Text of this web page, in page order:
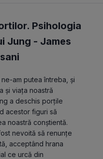
Psihologia
Jung - James
am putea întreba, şi
şi viaţa noastră
a deschis porţile
acestor figuri să
noastră conştientă.
nevoită să renunţe
acceptând hrana
ce urcă din